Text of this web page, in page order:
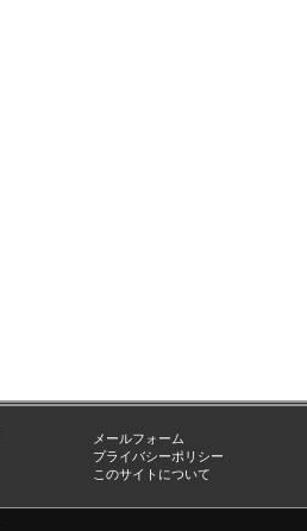
メールフォーム
プライバシーポリシー
このサイトについて